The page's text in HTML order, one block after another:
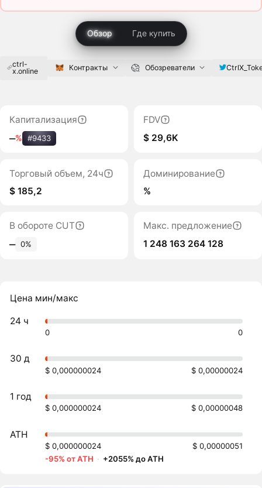
Обзор Где купить
ctrl-
x.online
Контракты Обозреватели
Капитализация
‒% #9433
FDV
$ 29,6K
Торговый объем, 24ч
$ 185,2
Доминирование
%
В обороте CUT
‒ 0%
Макс. предложение
1 248 163 264 128
Цена мин/макс
24 ч
0 0
30 д
$ 0,000000024 $ 0,00000024
1 год
$ 0,000000024 $ 0,00000048
ATH
$ 0,000000024
$ 0,00000051
-95% от ATH · +2055% до ATH